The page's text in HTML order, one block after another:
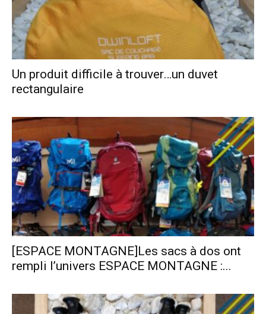
Un produit difficile à trouver…un duvet
rectangulaire
[ESPACE MONTAGNE]Les sacs à dos ont
rempli l’univers ESPACE MONTAGNE :...